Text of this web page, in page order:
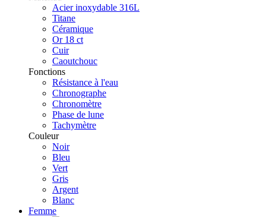
Acier inoxydable 316L
Titane
Céramique
Or 18 ct
Cuir
Caoutchouc
Fonctions
Résistance à l'eau
Chronographe
Chronomètre
Phase de lune
Tachymètre
Couleur
Noir
Bleu
Vert
Gris
Argent
Blanc
Femme